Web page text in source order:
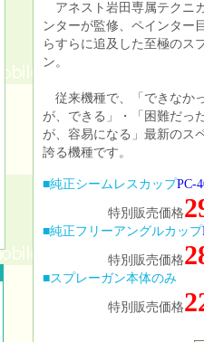
アネスト岩田専属テクニ
ンターが監修、ペインター
らすらに追及した至極のス
ン。
従来機種で、「できなか
が、できる」・「困難だっ
が、容易になる」最新のス
誇る機種です。
■純正シームレスカップPC-
特別販売価格
■純正フリーアングルカップ
特別販売価格
■スプレーガン本体のみ
特別販売価格